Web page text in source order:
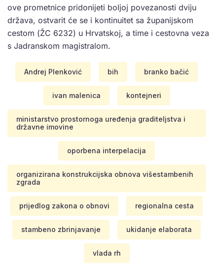
ove prometnice pridonijeti boljoj povezanosti dviju
država, ostvarit će se i kontinuitet sa županijskom
cestom (ŽC 6232) u Hrvatskoj, a time i cestovna veza
s Jadranskom magistralom.
Andrej Plenković bih branko bačić
ivan malenica kontejneri
ministarstvo prostornoga uređenja graditeljstva i
državne imovine
oporbena interpelacija
organizirana konstrukcijska obnova višestambenih
zgrada
prijedlog zakona o obnovi regionalna cesta
stambeno zbrinjavanje ukidanje elaborata
vlada rh